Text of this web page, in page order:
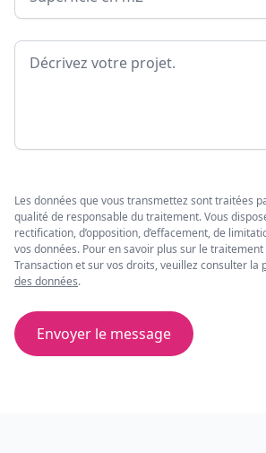
Message
Les données que vous transmettez sont traitées
qualité de responsable du traitement. Vous
rectification, d’opposition, d’effacement, de
vos données. Pour en savoir plus sur le
Transaction et sur vos droits, veuillez consulter la
des données.
Envoyer le message